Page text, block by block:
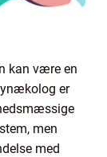
kan være en
er
men
med